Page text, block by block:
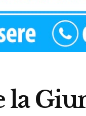
la